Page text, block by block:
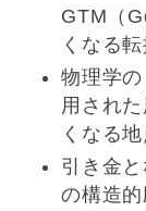
GTM（
くなる
物理学
用され
くなる
引き金
の構造